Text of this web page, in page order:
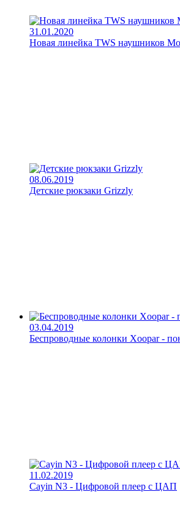
31.01.2020
Новая линейка TWS наушников
08.06.2019
Детские рюкзаки Grizzly
03.04.2019
Беспроводные колонки Xoopar -
11.02.2019
Cayin N3 - Цифровой плеер с ЦАП